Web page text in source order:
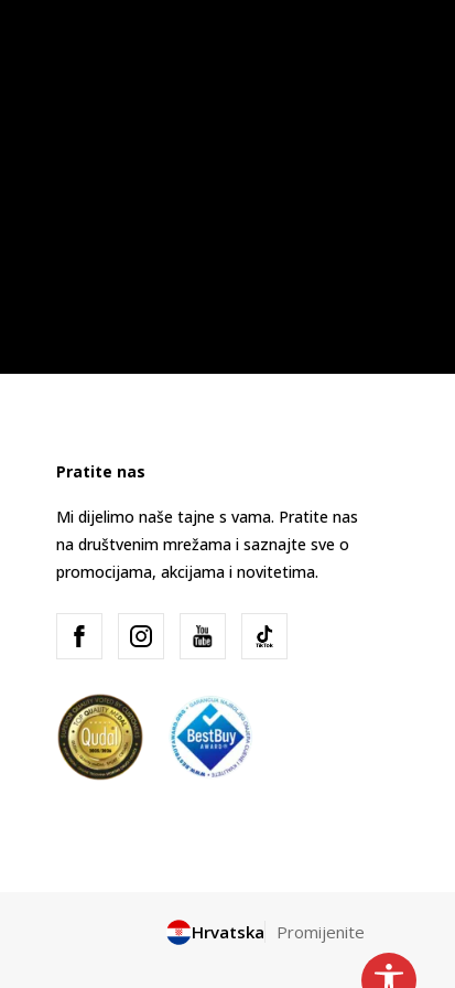
Pratite nas
Mi dijelimo naše tajne s vama. Pratite nas
na društvenim mrežama i saznajte sve o
promocijama, akcijama i novitetima.
Hrvatska Promijenite